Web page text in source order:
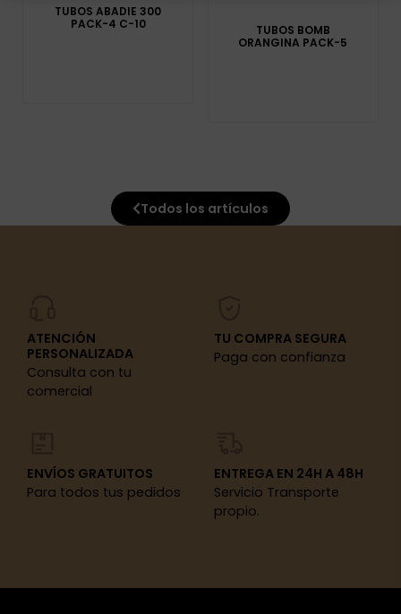
TUBOS ABADIE 300
PACK-4 C-10
TUBOS BOMB
ORANGINA PACK-5
Todos los artículos
ATENCIÓN
PERSONALIZADA
Consulta con tu
comercial
TU COMPRA SEGURA
Paga con confianza
ENVÍOS GRATUITOS
Para todos tus pedidos
ENTREGA EN 24H A 48H
Servicio Transporte
propio.